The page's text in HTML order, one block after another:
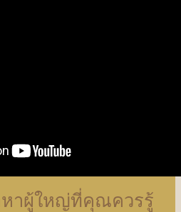
หาผู้ใหญ่ที่คุณควรรู้